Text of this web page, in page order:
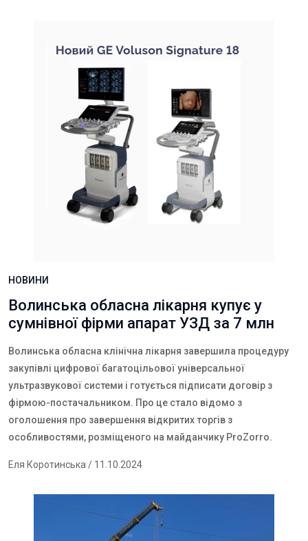
НОВИНИ
Волинська обласна лікарня купує у
сумнівної фірми апарат УЗД за 7 млн
Волинська обласна клінічна лікарня завершила процедуру
закупівлі цифрової багатоцільової універсальної
ультразвукової системи і готується підписати договір з
фірмою-постачальником. Про це стало відомо з
оголошення про завершення відкритих торгів з
особливостями, розміщеного на майданчику ProZorro.
Еля Коротинська / 11.10.2024